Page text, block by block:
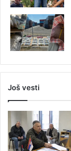
Još vesti